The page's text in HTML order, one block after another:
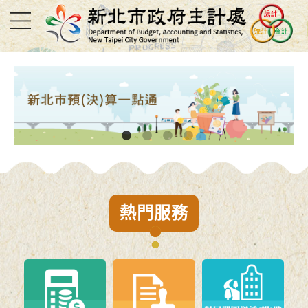
進入內容區塊
1 2 3 4
熱門服務